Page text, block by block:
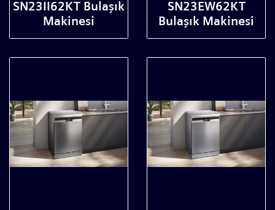
SN23II62KT Bulaşık
Makinesi
SN23EW62KT
Bulaşık Makinesi